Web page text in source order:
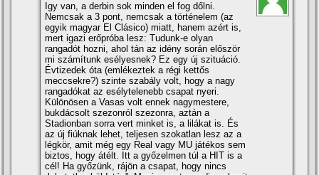
Igy van, a derbin sok minden el fog dőlni.
Nemcsak a 3 pont, nemcsak a történelem (az
egyik magyar El Clásico) miatt, hanem azért is,
mert igazi erőpróba lesz: Tudunk-e olyan
rangadót hozni, ahol tán az idény során először
mi számí­tunk esélyesnek? Ez egy új szituáció.
Évtizedek óta (emlékeztek a régi kettős
meccsekre?) szinte szabály volt, hogy a nagy
rangadókat az esélytelenebb csapat nyeri.
Különösen a Vasas volt ennek nagymestere,
bukdácsolt szezonról szezonra, aztán a
Stadionban sorra vert minket is, a lilákat is. És
az új fiúknak lehet, teljesen szokatlan lesz az a
légkör, amit még egy Real vagy MU játékos sem
biztos, hogy átélt. Itt a győzelmen túl a HIT is a
cél! Ha győzünk, rájön a csapat, hogy nincs